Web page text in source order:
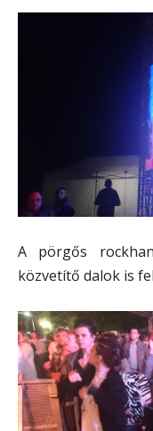
A pörgős
közvetítő dalok is